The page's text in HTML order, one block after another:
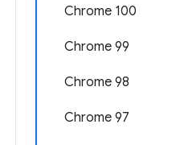
Chrome 100
Chrome 99
Chrome 98
Chrome 97